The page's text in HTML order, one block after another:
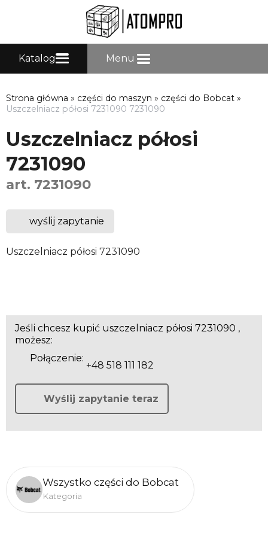
Katalog Menu
Strona główna » części do maszyn » części do Bobcat »
Uszczelniacz półosi 7231090 7231090
Uszczelniacz półosi
7231090
art. 7231090
wyślij zapytanie
Uszczelniacz półosi 7231090
Jeśli chcesz kupić uszczelniacz półosi 7231090 ,
możesz:
Połączenie:
+48 518 111 182
Wyślij zapytanie teraz
Wszystko części do Bobcat
Kategoria